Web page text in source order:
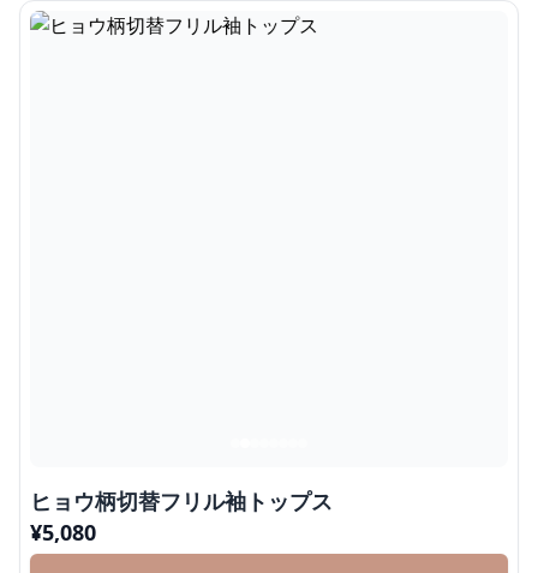
ヒョウ柄切替フリル袖トップス
¥5,080